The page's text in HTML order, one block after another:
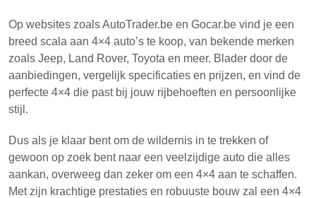
Op websites zoals AutoTrader.be en Gocar.be vind je een
breed scala aan 4×4 auto’s te koop, van bekende merken
zoals Jeep, Land Rover, Toyota en meer. Blader door de
aanbiedingen, vergelijk specificaties en prijzen, en vind de
perfecte 4×4 die past bij jouw rijbehoeften en persoonlijke
stijl.
Dus als je klaar bent om de wildernis in te trekken of
gewoon op zoek bent naar een veelzijdige auto die alles
aankan, overweeg dan zeker om een 4×4 aan te schaffen.
Met zijn krachtige prestaties en robuuste bouw zal een 4×4